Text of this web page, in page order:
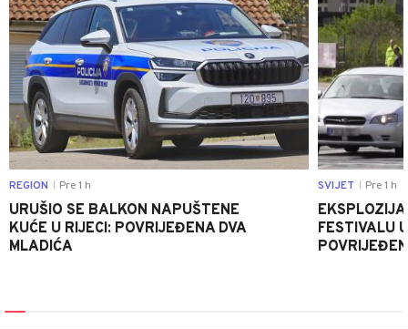
REGION Pre 1 h
URUŠIO SE BALKON NAPUŠTENE
KUĆE U RIJECI: POVRIJEĐENA DVA
MLADIĆA
SVIJET Pre 1 h
FESTIVALU